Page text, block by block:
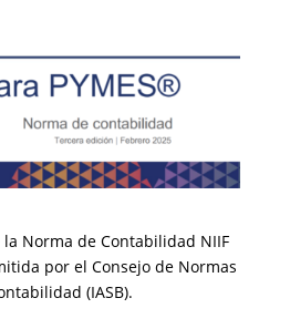
Norma de Contabilidad NIIF
por el Consejo de Normas
(IASB).